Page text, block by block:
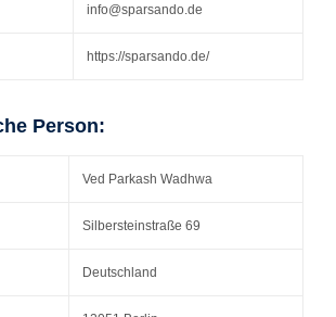
info@sparsando.de
https://sparsando.de/
Person:
Ved Parkash Wadhwa
Silbersteinstraße 69
Deutschland